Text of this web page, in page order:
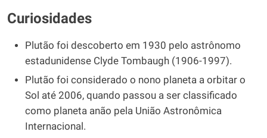
Curiosidades
Plutão foi descoberto em 1930 pelo astrônomo
estadunidense Clyde Tombaugh (1906-1997).
Plutão foi considerado o nono planeta a orbitar o
Sol até 2006, quando passou a ser classificado
como planeta anão pela União Astronômica
Internacional.